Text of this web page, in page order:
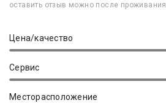
оставить отзыв можно после проживания
Цена/качество
Сервис
Месторасположение